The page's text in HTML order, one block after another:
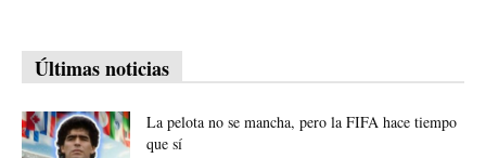
Últimas noticias
La pelota no se mancha, pero la FIFA hace tiempo
que sí